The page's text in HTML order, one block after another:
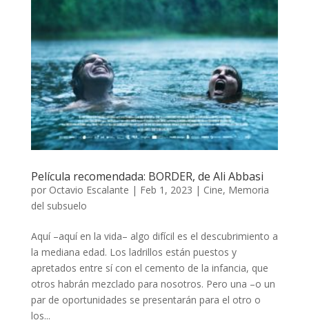
Película recomendada: BORDER, de Ali Abbasi
por Octavio Escalante | Feb 1, 2023 | Cine, Memoria
del subsuelo
Aquí –aquí en la vida– algo difícil es el descubrimiento a
la mediana edad. Los ladrillos están puestos y
apretados entre sí con el cemento de la infancia, que
otros habrán mezclado para nosotros. Pero una –o un
par de oportunidades se presentarán para el otro o
los...